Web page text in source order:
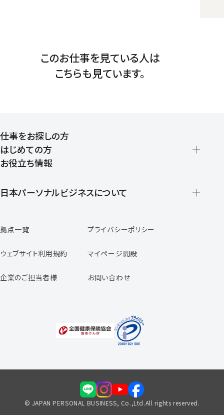
このお仕事を見ている人は
こちらも見ています。
仕事をお探しの方
はじめての方
登録から就業開始までの流れ
お役立ち情報
日本パーソナルビジネスについて
スタッフの声
専任コンサルタントの声
福利厚生のご案内
拠点一覧 プライバシーポリシー
ウェブサイト利用規約 マイページ開設
企業のご担当者様 お問い合わせ
© JAPAN PERSONAL BUSINESS, Co.,Ltd.All rights reserved.